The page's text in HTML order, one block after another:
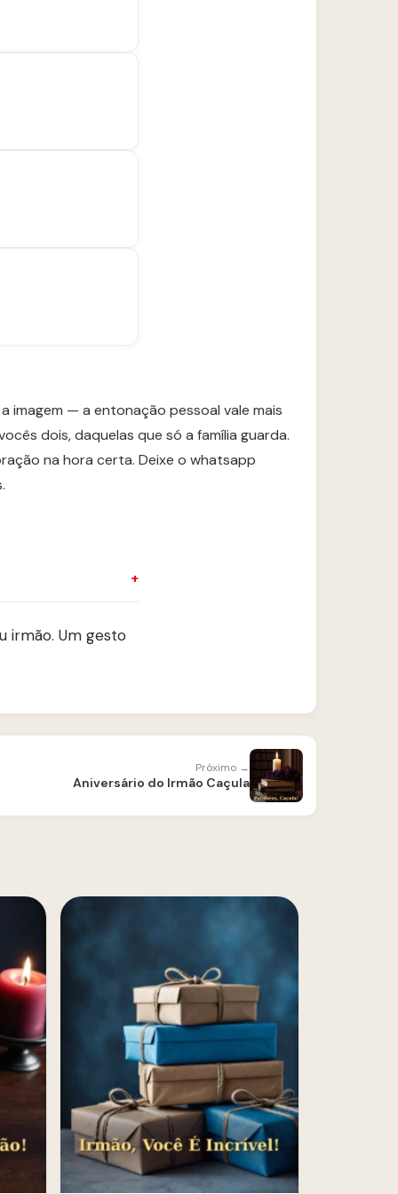
imagem — a entonação pessoal vale mais
dois, daquelas que só a família guarda.
na hora certa. Deixe o whatsapp
irmão. Um gesto
Próximo →
Aniversário do Irmão Caçula